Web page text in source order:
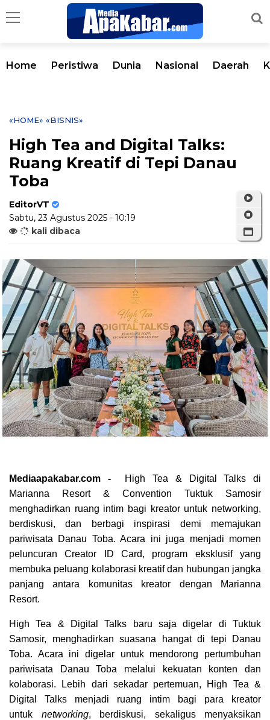
Home Peristiwa Dunia Nasional Daerah
«HOME» «BISNIS»
High Tea and Digital Talks:
Ruang Kreatif di Tepi Danau
Toba
EditorVT
Sabtu, 23 Agustus 2025 - 10:19
kali dibaca
Mediaapakabar.com -
High Tea & Digital Talks di
Marianna Resort & Convention Tuktuk Samosir
menghadirkan ruang intim bagi kreator untuk networking,
berdiskusi, dan berbagi inspirasi demi memajukan
pariwisata Danau Toba. Acara ini juga menjadi momen
peluncuran Creator ID Card, program eksklusif yang
membuka peluang kolaborasi kreatif dan hubungan jangka
panjang antara komunitas kreator dengan Marianna
Resort.
High Tea & Digital Talks baru saja digelar di Tuktuk
Samosir, menghadirkan suasana hangat di tepi Danau
Toba. Acara ini digelar untuk mendorong pertumbuhan
pariwisata Danau Toba melalui kekuatan konten dan
kolaborasi. Lebih dari sekadar pertemuan, High Tea &
Digital Talks menjadi ruang intim bagi para kreator
untuk networking, berdiskusi, sekaligus menyaksikan